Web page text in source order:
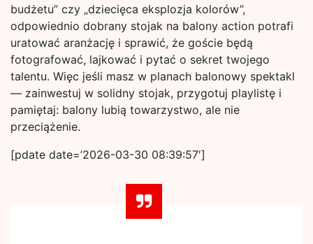
budżetu” czy „dziecięca eksplozja kolorów”,
odpowiednio dobrany stojak na balony action potrafi
uratować aranżację i sprawić, że goście będą
fotografować, lajkować i pytać o sekret twojego
talentu. Więc jeśli masz w planach balonowy spektakl
— zainwestuj w solidny stojak, przygotuj playlistę i
pamiętaj: balony lubią towarzystwo, ale nie
przeciążenie.
[pdate date=’2026-03-30 08:39:57′]